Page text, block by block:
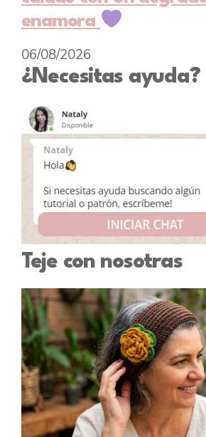
enamora
06/08/2026
¿Necesitas ayuda?
Teje con nosotras